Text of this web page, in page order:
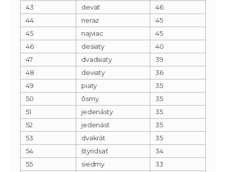
43
deväť
46
44
neraz
45
45
najviac
45
46
desiaty
40
47
dvadsiaty
39
48
deviaty
36
49
piaty
35
50
ôsmy
35
51
jedenásty
35
52
jedenásť
35
53
dvakrát
35
54
štyridsať
34
55
siedmy
33